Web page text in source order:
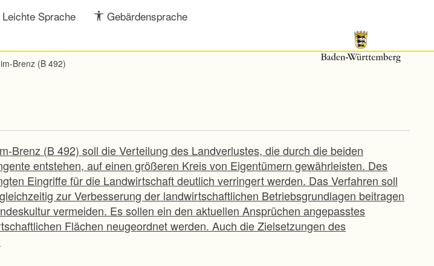
Leichte Sprache Gebärdensprache
Brenz (B 492)
Brenz (B 492) soll die Verteilung des Landverlustes, die durch die beiden
entstehen, auf einen größeren Kreis von Eigentümern gewährleisten. Des
Eingriffe für die Landwirtschaft deutlich verringert werden. Das Verfahren soll
zur Verbesserung der landwirtschaftlichen Betriebsgrundlagen beitragen
vermeiden. Es sollen ein den aktuellen Ansprüchen angepasstes
Flächen neugeordnet werden. Auch die Zielsetzungen des